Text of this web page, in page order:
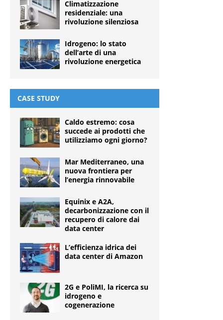
Climatizzazione
residenziale: una
rivoluzione silenziosa
Idrogeno: lo stato
dell’arte di una
rivoluzione energetica
CASE STUDY
Caldo estremo: cosa
succede ai prodotti che
utilizziamo ogni giorno?
Mar Mediterraneo, una
nuova frontiera per
l’energia rinnovabile
Equinix e A2A,
decarbonizzazione con il
recupero di calore dai
data center
L’efficienza idrica dei
data center di Amazon
2G e PoliMI, la ricerca su
idrogeno e
cogenerazione